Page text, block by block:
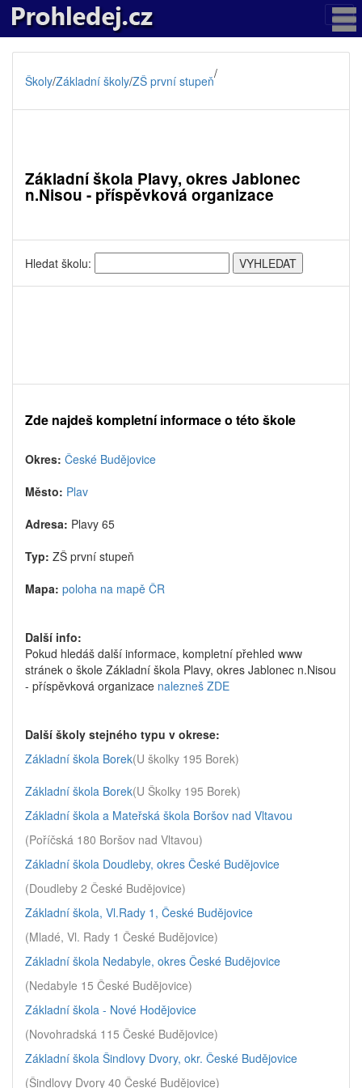
Školy/Základní školy/ZŠ první stupeň/
Základní škola Plavy, okres Jablonec
n.Nisou - příspěvková organizace
Hledat školu:
Zde najdeš kompletní informace o této škole
Okres: České Budějovice
Město: Plav
Adresa: Plavy 65
Typ: ZŠ první stupeň
Mapa: poloha na mapě ČR
Další info:
Pokud hledáš další informace, kompletní přehled www
stránek o škole Základní škola Plavy, okres Jablonec n.Nisou
- příspěvková organizace nalezneš ZDE
Další školy stejného typu v okrese:
Základní škola Borek(U školky 195 Borek)
Základní škola Borek(U Školky 195 Borek)
Základní škola a Mateřská škola Boršov nad Vltavou
(Poříčská 180 Boršov nad Vltavou)
Základní škola Doudleby, okres České Budějovice
(Doudleby 2 České Budějovice)
Základní škola, Vl.Rady 1, České Budějovice
(Mladé, Vl. Rady 1 České Budějovice)
Základní škola Nedabyle, okres České Budějovice
(Nedabyle 15 České Budějovice)
Základní škola - Nové Hodějovice
(Novohradská 115 České Budějovice)
Základní škola Šindlovy Dvory, okr. České Budějovice
(Šindlovy Dvory 40 České Budějovice)